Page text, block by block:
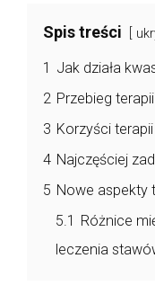
Spis treści
1 Jak działa
2 Przebieg terapii
3 Korzyści
4 Najczęściej
5 Nowe aspekty
5.1 Różnice
leczenia